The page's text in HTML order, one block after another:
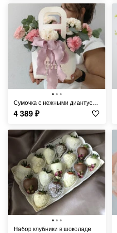
Сумочка с нежными диантусами
4 389₽
Набор клубники в шоколаде